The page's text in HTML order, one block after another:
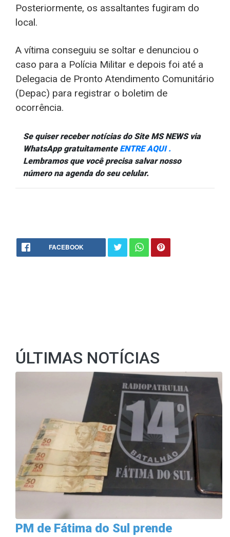
Posteriormente, os assaltantes fugiram do
local.
A vítima conseguiu se soltar e denunciou o
caso para a Polícia Militar e depois foi até a
Delegacia de Pronto Atendimento Comunitário
(Depac) para registrar o boletim de
ocorrência.
Se quiser receber notícias do Site MS NEWS via
WhatsApp gratuitamente ENTRE AQUI .
Lembramos que você precisa salvar nosso
número na agenda do seu celular.
FACEBOOK
ÚLTIMAS NOTÍCIAS
PM de Fátima do Sul prende